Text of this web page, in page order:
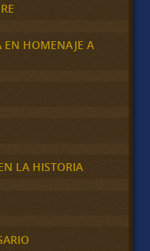
EN HOMENAJE A
LA HISTORIA